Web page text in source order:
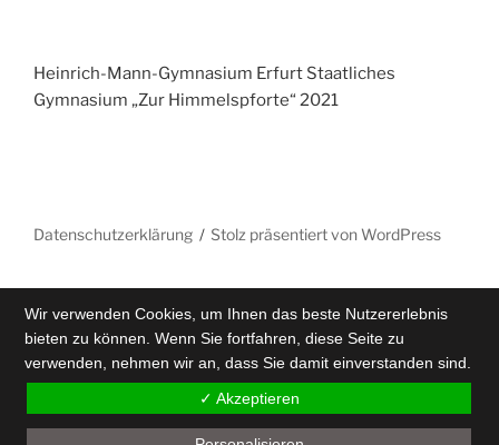
Heinrich-Mann-Gymnasium Erfurt Staatliches
Gymnasium „Zur Himmelspforte“ 2021
Datenschutzerklärung Stolz präsentiert von WordPress
Wir verwenden Cookies, um Ihnen das beste Nutzererlebnis
bieten zu können. Wenn Sie fortfahren, diese Seite zu
verwenden, nehmen wir an, dass Sie damit einverstanden sind.
✓ Akzeptieren